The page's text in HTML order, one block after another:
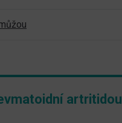
artritidou